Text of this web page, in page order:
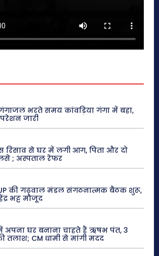
भरते समय कांवड़िया गंगा में बहा,
जारी
रिसाव से घर में लगी आग, पिता और दो
; अस्पताल रेफर
की गढ़वाल मंडल संगठनात्मक बैठक शुरू,
भट्ट मौजूद
अपना घर बनाना चाहते हैं ऋषभ पंत, 3
CM धामी से मांगी मदद